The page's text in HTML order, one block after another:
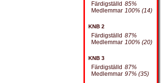
Färdigställd 85%
Medlemmar 100% (14)
KNB 2
Färdigställd 87%
Medlemmar 100% (20)
KNB 3
Färdigställd 87%
Medlemmar 97% (35)